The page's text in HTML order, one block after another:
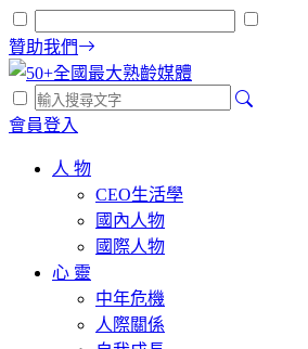
贊助我們
會員登入
人 物
CEO生活學
國內人物
國際人物
心 靈
中年危機
人際關係